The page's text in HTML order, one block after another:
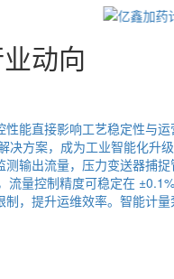
动向
能直接影响工艺稳定性与
方案，成为工业智能化
输出流量，压力变送器
量控制精度可稳定在
，提升运维效率。智能计